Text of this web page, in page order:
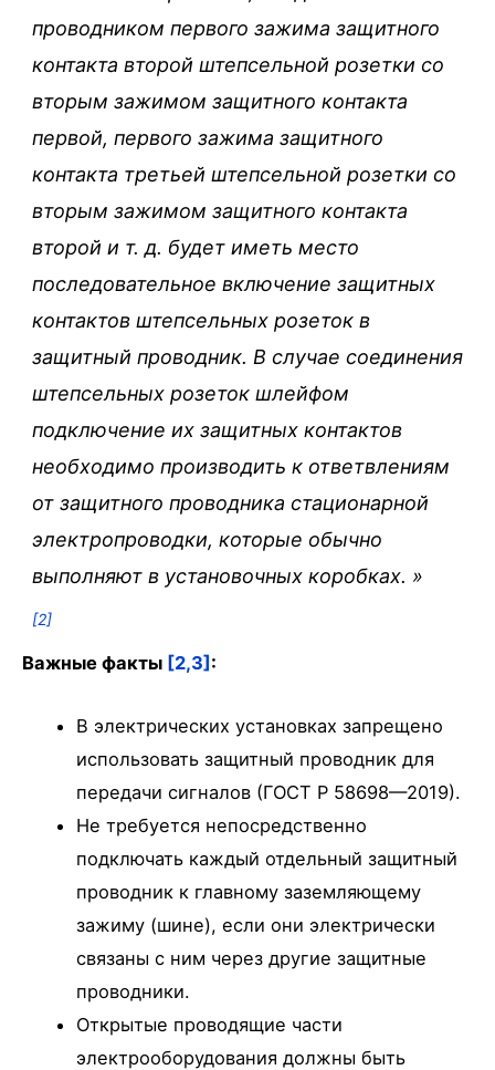
проводником первого зажима защитного
контакта второй штепсельной розетки со
вторым зажимом защитного контакта
первой, первого зажима защитного
контакта третьей штепсельной розетки со
вторым зажимом защитного контакта
второй и т. д. будет иметь место
последовательное включение защитных
контактов штепсельных розеток в
защитный проводник. В случае соединения
штепсельных розеток шлейфом
подключение их защитных контактов
необходимо производить к ответвлениям
от защитного проводника стационарной
электропроводки, которые обычно
выполняют в установочных коробках. »
[2]
Важные факты [2,3] :
В электрических установках запрещено
использовать защитный проводник для
передачи сигналов (ГОСТ Р 58698—2019).
Не требуется непосредственно
подключать каждый отдельный защитный
проводник к главному заземляющему
зажиму (шине), если они электрически
связаны с ним через другие защитные
проводники.
Открытые проводящие части
электрооборудования должны быть